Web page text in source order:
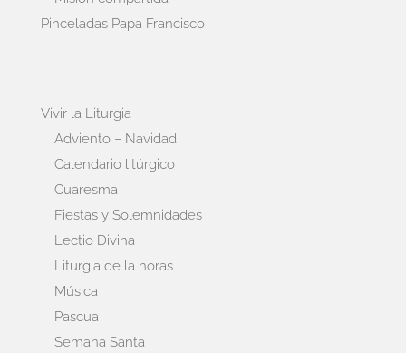
Pinceladas Papa Francisco
Vivir la Liturgia
Adviento – Navidad
Calendario litúrgico
Cuaresma
Fiestas y Solemnidades
Lectio Divina
Liturgia de la horas
Música
Pascua
Semana Santa